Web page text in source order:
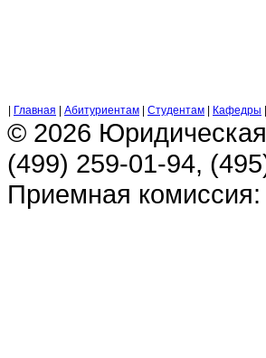
Главная Абитуриентам Студентам Кафедры
© 2026
(499) 259-01-94,
Приемная